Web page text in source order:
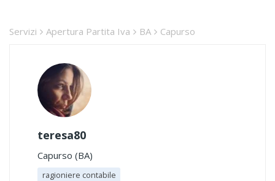
Servizi Apertura Partita Iva BA Capurso
teresa80
Capurso (BA)
ragioniere contabile